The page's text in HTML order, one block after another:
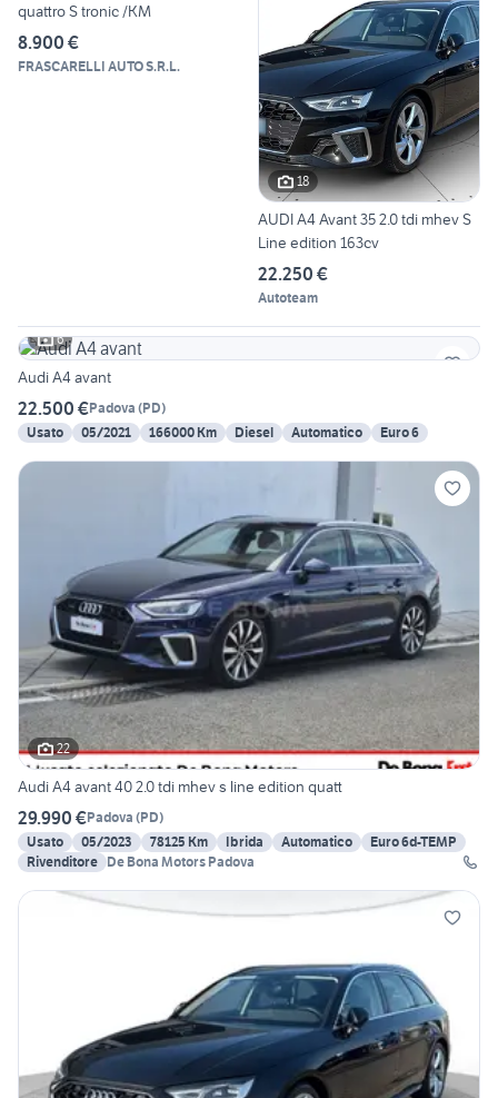
quattro S tronic /KM
8.900 €
FRASCARELLI AUTO S.R.L.
18
AUDI A4 Avant 35 2.0 tdi mhev S
Line edition 163cv
22.250 €
Autoteam
6
Audi A4 avant
22.500 €Padova (PD)
Usato
05/2021 166000 Km Diesel Automatico Euro 6
22
Audi A4 avant 40 2.0 tdi mhev s line edition quatt
29.990 €Padova (PD)
Usato
05/2023 78125 Km Ibrida Automatico
Euro 6d-TEMP
Rivenditore De Bona Motors Padova